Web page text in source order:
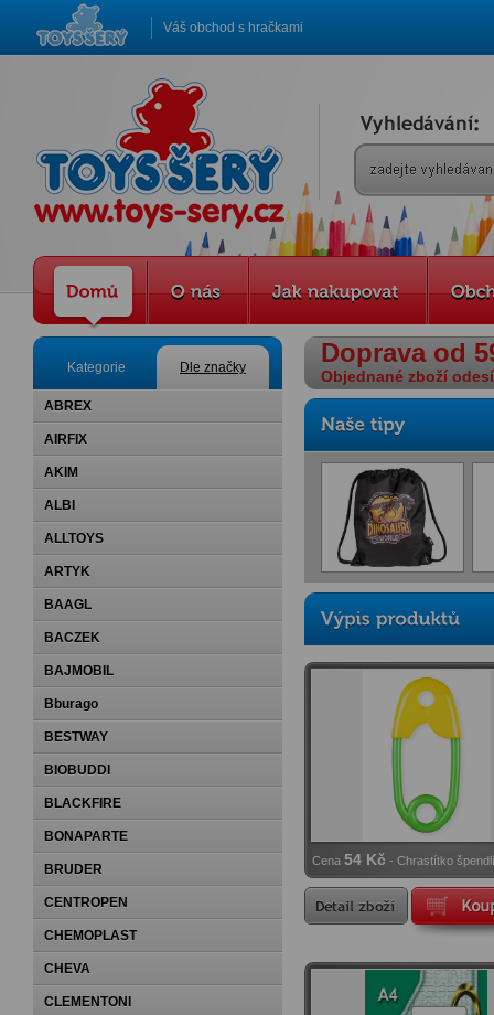
Váš obchod s hračkami
Kategorie Dle značky
ABREX
AIRFIX
AKIM
ALBI
ALLTOYS
ARTYK
BAAGL
BACZEK
BAJMOBIL
Bburago
BESTWAY
BIOBUDDI
BLACKFIRE
BONAPARTE
BRUDER
CENTROPEN
CHEMOPLAST
CHEVA
CLEMENTONI
Doprava od
Objednané zboží
Cena 54 Kč - Chrastítko